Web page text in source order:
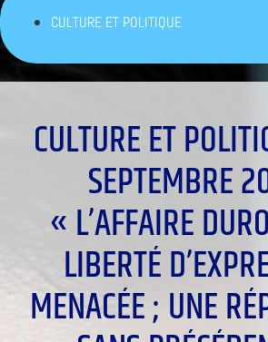
CULTURE ET POLITIQUE
CULTURE ET
SEPTEMBRE
« L’AFFAIRE
LIBERTÉ
MENACÉE ; UNE